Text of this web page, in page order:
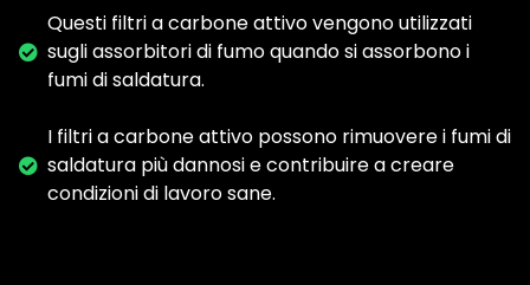
Questi filtri a carbone attivo vengono utilizzati
sugli assorbitori di fumo quando si assorbono i
fumi di saldatura.
I filtri a carbone attivo possono rimuovere i fumi di
saldatura più dannosi e contribuire a creare
condizioni di lavoro sane.